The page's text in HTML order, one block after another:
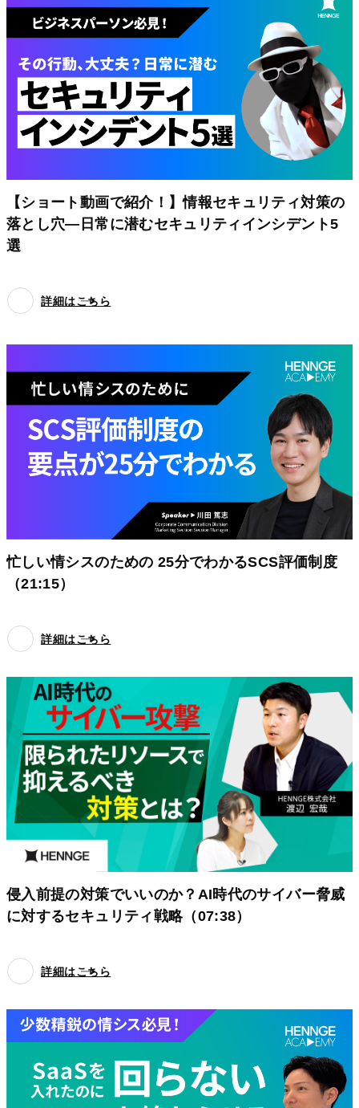
【ショート動画で紹介！】情報セキュリティ対策の
落とし穴—日常に潜むセキュリティインシデント5
選
詳細はこちら
忙しい情シスのための 25分でわかるSCS評価制度
（21:15）
詳細はこちら
侵入前提の対策でいいのか？AI時代のサイバー脅威
に対するセキュリティ戦略（07:38）
詳細はこちら